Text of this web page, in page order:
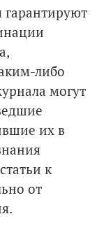
гарантируют
либо
могут
их в
к
от